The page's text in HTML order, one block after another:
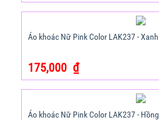
Áo khoác Nữ Pink Color LAK237 - Xanh
175,000 ₫
Áo khoác Nữ Pink Color LAK237 - Hồng